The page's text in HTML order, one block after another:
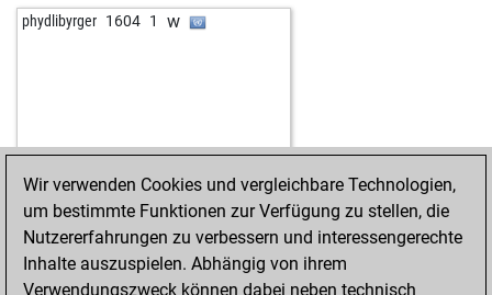
phydlibyrger 1604 1 w
Wir verwenden Cookies und vergleichbare Technologien,
um bestimmte Funktionen zur Verfügung zu stellen, die
Nutzererfahrungen zu verbessern und interessengerechte
Inhalte auszuspielen. Abhängig von ihrem
Verwendungszweck können dabei neben technisch